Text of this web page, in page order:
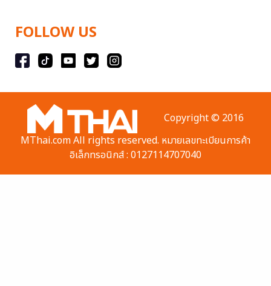
FOLLOW US
Copyright © 2016
MThai.com All rights reserved. หมายเลขทะเบียนการค้า
อิเล็กทรอนิกส์ : 0127114707040